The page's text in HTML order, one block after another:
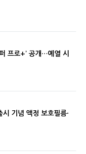
프로+’ 공개…예열 시
기념 액정 보호필름·